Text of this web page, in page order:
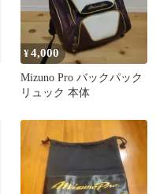
¥4,000
Mizuno Pro バックパック
リュック 本体